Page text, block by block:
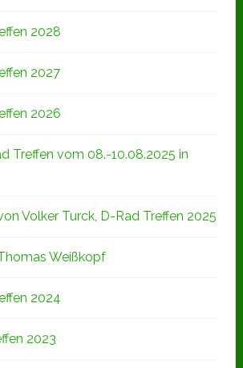
2028
2027
2026
Treffen vom 08.-10.08.2025 in
Volker Turck, D-Rad Treffen 2025
Weißkopf
2024
2023